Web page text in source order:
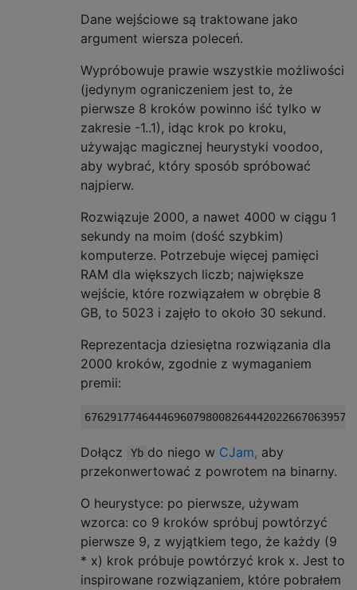
Dane wejściowe są traktowane jako
argument wiersza poleceń.
Wypróbowuje prawie wszystkie możliwości
(jedynym ograniczeniem jest to, że
pierwsze 8 kroków powinno iść tylko w
zakresie -1..1), idąc krok po kroku,
używając magicznej heurystyki voodoo,
aby wybrać, który sposób spróbować
najpierw.
Rozwiązuje 2000, a nawet 4000 w ciągu 1
sekundy na moim (dość szybkim)
komputerze. Potrzebuje więcej pamięci
RAM dla większych liczb; największe
wejście, które rozwiązałem w obrębie 8
GB, to 5023 i zajęło to około 30 sekund.
Reprezentacja dziesiętna rozwiązania dla
2000 kroków, zgodnie z wymaganiem
premii:
Dołącz Yb do niego w CJam, aby
przekonwertować z powrotem na binarny.
O heurystyce: po pierwsze, używam
wzorca: co 9 kroków spróbuj powtórzyć
pierwsze 9, z wyjątkiem tego, że każdy (9
* x) krok próbuje powtórzyć krok x. Jest to
inspirowane rozwiązaniem, które pobrałem